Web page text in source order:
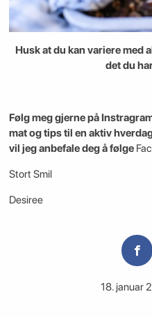
Husk at du kan variere med
det du
Følg meg gjerne på
mat og tips til en aktiv
vil jeg anbefale deg å følge
Stort Smil
Desiree
18. januar